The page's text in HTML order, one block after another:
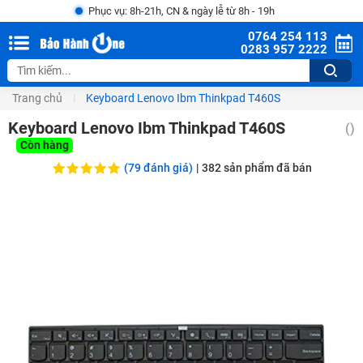
Phục vụ: 8h-21h, CN & ngày lễ từ 8h - 19h
0764 254 113
0283 957 2222
Trang chủ Keyboard Lenovo Ibm Thinkpad T460S
Keyboard Lenovo Ibm Thinkpad T460S ()
Còn hàng
(79 đánh giá) | 382sản phẩm đã bán